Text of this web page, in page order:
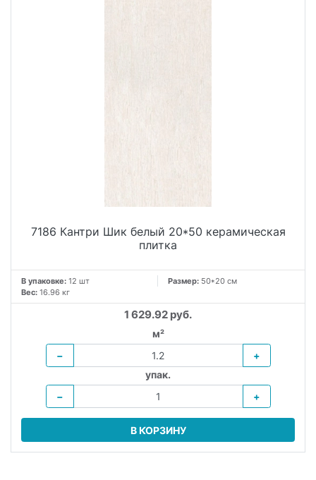
7186 Кантри Шик белый 20*50 керамическая
плитка
В упаковке: 12 шт Размер: 50*20 см
Вес: 16.96 кг
1 629.92 руб.
м²
−
+
упак.
−
+
В КОРЗИНУ